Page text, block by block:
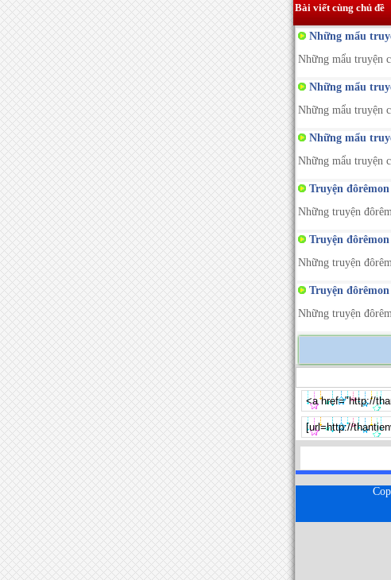
Bài viết cùng chủ đề
Những mẩu
Những mẩu truyện
Những mẩu
Những mẩu truyện
Những mẩu
Những mẩu truyện
Truyện
Những truyện
Truyện
Những truyện
Truyện
Những truyện